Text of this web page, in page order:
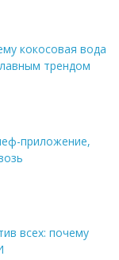
кокосовая вода
трендом
приложение,
всех: почему